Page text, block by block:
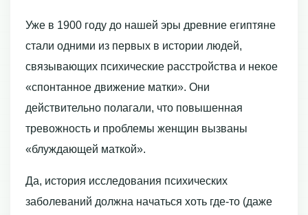
Уже в 1900 году до нашей эры древние египтяне
стали одними из первых в истории людей,
связывающих психические расстройства и некое
«спонтанное движение матки». Они
действительно полагали, что повышенная
тревожность и проблемы женщин вызваны
«блуждающей маткой».
Да, история исследования психических
заболеваний должна начаться хоть где-то (даже